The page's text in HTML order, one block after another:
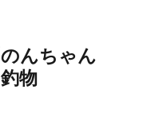
んちゃん
物